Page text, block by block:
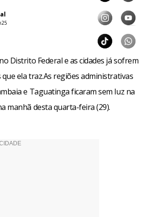
Distrito Federal e as cidades já sofrem
ela traz.As regiões administrativas
e Taguatinga ficaram sem luz na
manhã desta quarta-feira (29).